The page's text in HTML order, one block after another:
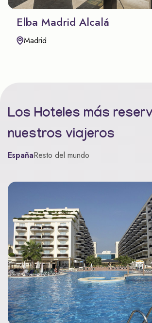
Elba Madrid Alcalá
Madrid
Los Hoteles más
nuestros viajeros
EspañaResto del mundo